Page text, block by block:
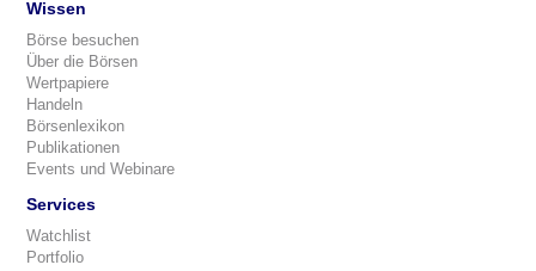
Wissen
Börse besuchen
Über die Börsen
Wertpapiere
Handeln
Börsenlexikon
Publikationen
Events und Webinare
Services
Watchlist
Portfolio